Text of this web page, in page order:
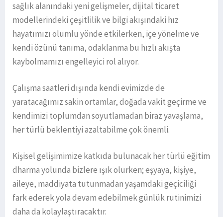
sağlık alanındaki yeni gelişmeler, dijital ticaret
modellerindeki çeşitlilik ve bilgi akışındaki hız
hayatımızı olumlu yönde etkilerken, içe yönelme ve
kendi özünü tanıma, odaklanma bu hızlı akışta
kaybolmamızı engelleyici rol alıyor.
Çalışma saatleri dışında kendi evimizde de
yaratacağımız sakin ortamlar, doğada vakit geçirme ve
kendimizi toplumdan soyutlamadan biraz yavaşlama,
her türlü beklentiyi azaltabilme çok önemli.
Kişisel gelişimimize katkıda bulunacak her türlü eğitim
dharma yolunda bizlere ışık olurken; eşyaya, kişiye,
aileye, maddiyata tutunmadan yaşamdaki geçiciliği
fark ederek yola devam edebilmek günlük rutinimizi
daha da kolaylaştıracaktır.